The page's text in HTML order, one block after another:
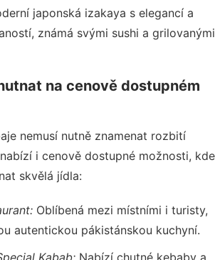
japonská izakaya s elegancí a
známá svými sushi a grilovanými
na cenově dostupném
nemusí nutně znamenat rozbití
i cenově dostupné možnosti, kde
skvělá jídla:
Oblíbená mezi místními i turisty,
autentickou pákistánskou kuchyní.
Kabab: Nabízí chutné kebaby a